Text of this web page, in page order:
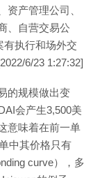
产管理公司、
、自营交易公
有执行和场外交
6/23 1:27:32]
的规模做出变
会产生3,500美
意味着在前一单
中其价格只有
curve），多